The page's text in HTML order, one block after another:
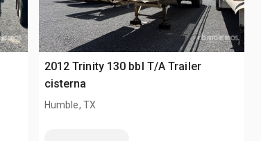
2012 Trinity 130 bbl T/A Trailer
cisterna
Humble, TX